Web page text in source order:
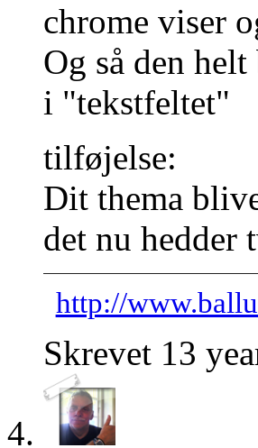
chrome viser
Og så den
i "tekstfeltet"
tilføjelse:
Dit thema
det nu hedder
http://
Skrevet 13